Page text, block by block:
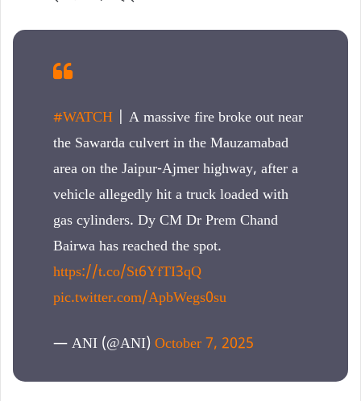
#WATCH | A massive fire broke out near
the Sawarda culvert in the Mauzamabad
area on the Jaipur-Ajmer highway, after a
vehicle allegedly hit a truck loaded with
gas cylinders. Dy CM Dr Prem Chand
Bairwa has reached the spot.
https://t.co/St6YfTI3qQ
pic.twitter.com/ApbWegs0su
— ANI (@ANI) October 7, 2025